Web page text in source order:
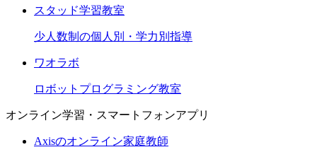
スタッド学習教室
少人数制の個人別・学力別指導
ワオラボ
ロボットプログラミング教室
オンライン学習・スマートフォンアプリ
Axisのオンライン家庭教師